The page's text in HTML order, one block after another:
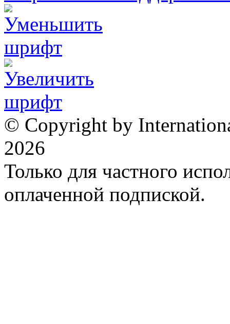
© Copyright by
2026
Только для частного
оплаченной подпиской.